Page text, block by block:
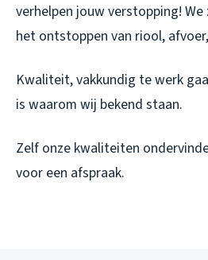
verhelpen jouw verstopping!
het ontstoppen van riool,
Kwaliteit, vakkundig te werk
is waarom wij bekend staan.
Zelf onze kwaliteiten
voor een afspraak.